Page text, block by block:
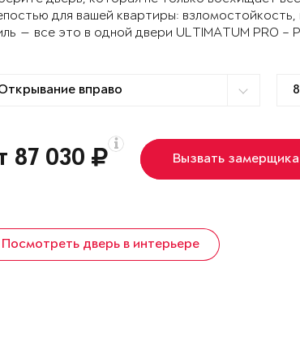
для вашей квартиры:
— все это в одной двери ULTIMATUM PRO –
87 030 Вызвать замерщика
Посмотреть дверь в интерьере